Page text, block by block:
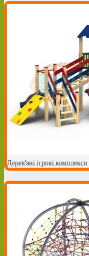
Дерев'яні ігрові комплекси